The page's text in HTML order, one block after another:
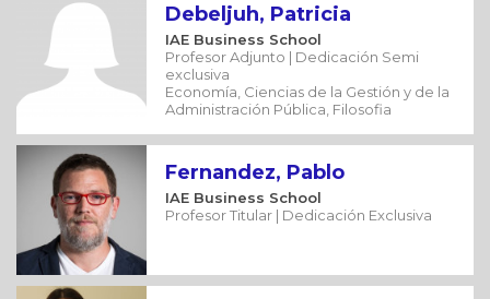
Debeljuh, Patricia
IAE Business School
Profesor Adjunto | Dedicación Semi
exclusiva
Economía, Ciencias de la Gestión y de la
Administración Pública, Filosofia
Fernandez, Pablo
IAE Business School
Profesor Titular | Dedicación Exclusiva